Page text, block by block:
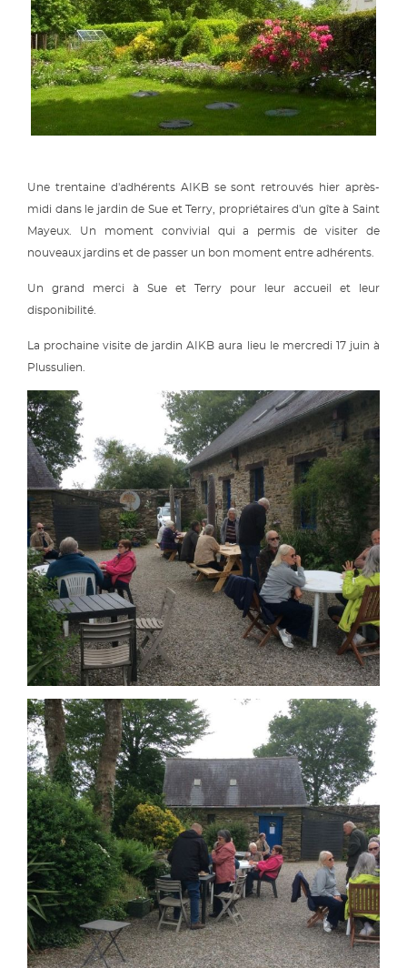
Une trentaine d'adhérents AIKB se sont retrouvés hier après-
midi dans le jardin de Sue et Terry, propriétaires d'un gîte à Saint
Mayeux. Un moment convivial qui a permis de visiter de
nouveaux jardins et de passer un bon moment entre adhérents.
Un grand merci à Sue et Terry pour leur accueil et leur
disponibilité.
La prochaine visite de jardin AIKB aura lieu le mercredi 17 juin à
Plussulien.